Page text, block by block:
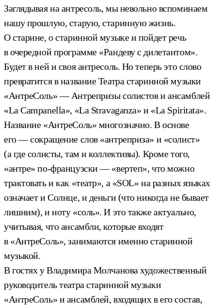
Заглядывая на антресоль, мы невольно вспоминаем
нашу прошлую, старую, старинную жизнь.
О старине, о старинной музыке и пойдет речь
в очередной программе «Рандеву с дилетантом».
Будет в ней и своя антресоль. Но теперь это слово
превратится в название Театра старинной музыки
«АнтреСоль» — Антрепризы солистов и ансамблей
«La Campanella», «La Stravaganza» и «La Spiritata».
Название «АнтреСоль» многозначно. В основе
его — сокращение слов «антреприза» и «солист»
(а где солисты, там и коллективы). Кроме того,
«антре» по-французски — «вертеп», что можно
трактовать и как «театр», а «SOL» на разных языках
означает и Солнце, и деньги (что никогда не бывает
лишним), и ноту «соль». И это также актуально,
учитывая, что ансамбли, которые входят
в «АнтреСоль», занимаются именно старинной
музыкой.
В гостях у Владимира Молчанова художественный
руководитель театра старинной музыки
«АнтреСоль» и ансамблей, входящих в его состав,